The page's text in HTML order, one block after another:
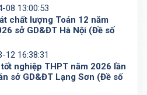
08 13:00:53
chất lượng Toán 12 năm
sở GD&ĐT Hà Nội (Đề số
12 16:38:31
nghiệp THPT năm 2026 lần
sở GD&ĐT Lạng Sơn (Đề số